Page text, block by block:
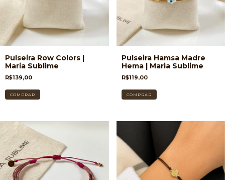
Pulseira Row Colors |
Maria Sublime
R$139,00
Pulseira Hamsa Madre
Hema | Maria Sublime
R$119,00